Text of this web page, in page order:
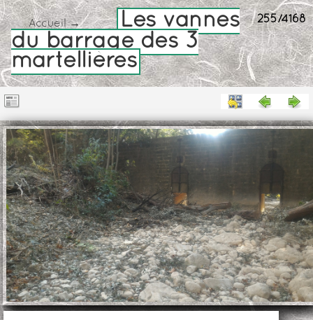
255/4168
Accueil→
Les vannes
du barrage des 3
martellières